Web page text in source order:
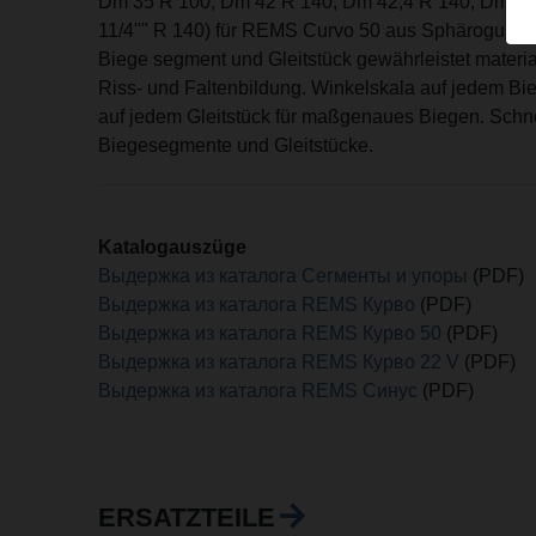
11/4"" R 140) für REMS Curvo 50 aus Sphäroguss.
Biege segment und Gleitstück gewährleistet
Riss- und Faltenbildung. Winkelskala auf jedem
auf jedem Gleitstück für maßgenaues Biegen.
Biegesegmente und Gleitstücke.
Katalogauszüge
Выдержка из каталога Сегменты и упоры (PDF)
Выдержка из каталога REMS Курво (PDF)
Выдержка из каталога REMS Курво 50 (PDF)
Выдержка из каталога REMS Курво 22 V (PDF)
Выдержка из каталога REMS Синус (PDF)
ERSATZTEILE